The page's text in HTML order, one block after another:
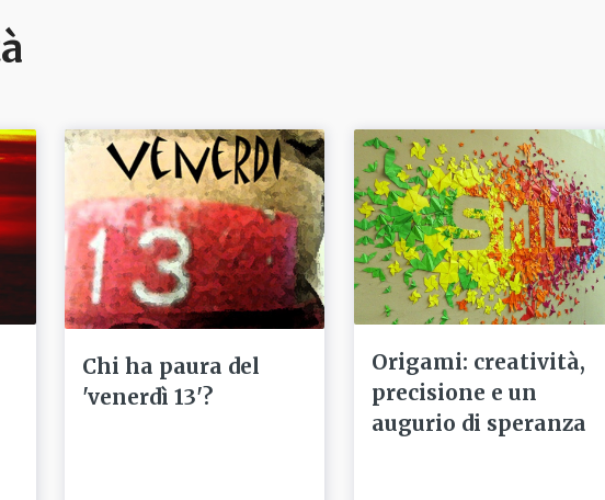
Chi ha paura del
'venerdì 13'?
Origami: creatività,
precisione e un
augurio di speranza